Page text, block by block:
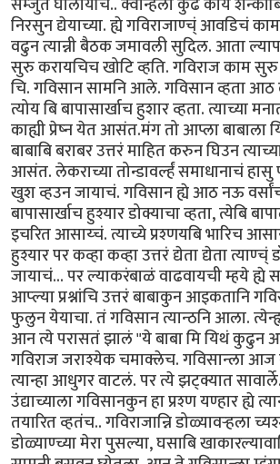
निरसुन द्येयाच्या. ह्ये गविराजाण्च्ं आवडिचं
वढुन त्यान्नी बैठक जमावली सुदिल. आता
सुरु करायचिच खोटि व्हति. गविराज काम
चि. गविसान सामनि आले. गविसान व्हता आठ
त्योय बि बापासार्खाच हुशार व्हता. त्याच्या
काह्यी प्रेष्न येत आसंत.मंग तो आप्ला बाबाला
बाबाबि बराबर उत्तरं माहित करुन घिउन
आसंत. लेकराच्या तोन्डावर्ल्हं समाधानाचं हासु
खुश व्हउन जायाचं. गविसान ह्ये आठ नऊ
बापासार्खाच हुश्यार डोक्याचा व्हता, त्येबि
इचरित आसाय्चं. त्याच्ये प्रश्णयबि भारिच
हुश्यार पर कव्हा कव्हा उत्तरं द्येता द्येता
जायाचं... पर ल्याकरंबाळं वाढवायची म्हये ह्ये
आप्ल्या प्रश्नांचि उत्तरं बाबाकुन आइकतानि
फुलुन येयाचा. तं गविसान त्यान्ठनि आला.
आन त्ये परासतं झालं "ये बाबा मि यिथं कुढुन
गविराज जराश्येक चमाक्लेच. गविसान्ला
त्यान्हा आधुगर वाटलं. पर त्ये झट्क्यात
उंद्याच्याला गविसानकुन हा प्रश्ण यण्हार ह्ये
तयारित व्हतंच.. गविराजान्नि डोळ्यावर्‍हला
डोळ्याण्च्या मेरा पुसल्या, घसाबि